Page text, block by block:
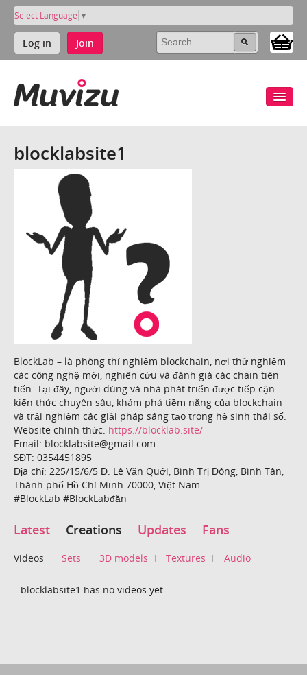
Select Language ▼
Log in Join
blocklabsite1
BlockLab – là phòng thí nghiệm blockchain, nơi thử nghiệm
các công nghệ mới, nghiên cứu và đánh giá các chain tiên
tiến. Tại đây, người dùng và nhà phát triển được tiếp cận
kiến thức chuyên sâu, khám phá tiềm năng của blockchain
và trải nghiệm các giải pháp sáng tạo trong hệ sinh thái số.
Website chính thức: https://blocklab.site/
Email: blocklabsite@gmail.com
SĐT: 0354451895
Địa chỉ: 225/15/6/5 Đ. Lê Văn Quới, Bình Trị Đông, Bình Tân,
Thành phố Hồ Chí Minh 70000, Việt Nam
#BlockLab #BlockLabđăn
Latest Creations Updates Fans
Videos Sets 3D models Textures Audio
blocklabsite1 has no videos yet.